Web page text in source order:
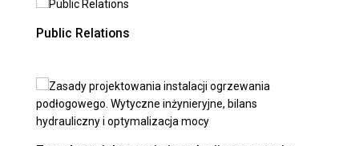
Public Relations